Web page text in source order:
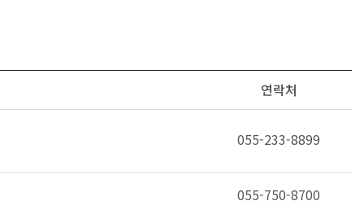
연락처
055-233-8899
055-750-8700